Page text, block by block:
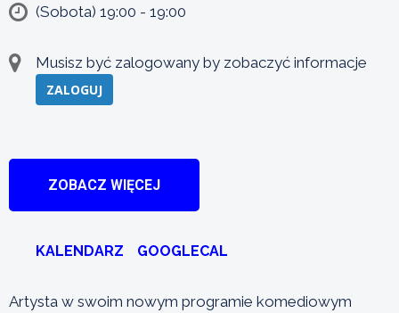
(Sobota) 19:00 - 19:00
Musisz być zalogowany by zobaczyć informacje
ZALOGUJ
ZOBACZ WIĘCEJ
KALENDARZ GOOGLECAL
Artysta w swoim nowym programie komediowym